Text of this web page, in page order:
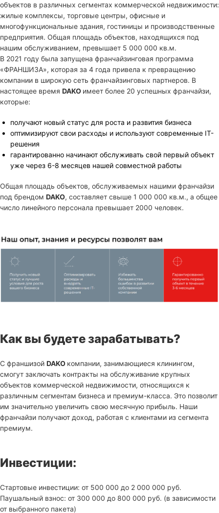
объектов в различных сегментах коммерческой недвижимости:
жилые комплексы, торговые центры, офисные и
многофункциональные здания, гостиницы и производственные
предприятия. Общая площадь объектов, находящихся под
нашим обслуживанием, превышает 5 000 000 кв.м.
В 2021 году была запущена франчайзинговая программа
«ФРАНШИЗА», которая за 4 года привела к превращению
компании в широкую сеть франчайзинговых партнеров. В
настоящее время DAKO имеет более 20 успешных франчайзи,
которые:
получают новый статус для роста и развития бизнеса
оптимизируют свои расходы и используют современные IT-
решения
гарантированно начинают обслуживать свой первый объект
уже через 6-8 месяцев нашей совместной работы
Общая площадь объектов, обслуживаемых нашими франчайзи
под брендом DAKO, составляет свыше 1 000 000 кв.м., а общее
число линейного персонала превышает 2000 человек.
Как вы будете зарабатывать?
С франшизой DAKO компании, занимающиеся клинингом,
смогут заключать контракты на обслуживание крупных
объектов коммерческой недвижимости, относящихся к
различным сегментам бизнеса и премиум-класса. Это позволит
им значительно увеличить свою месячную прибыль. Наши
франчайзи получают доход, работая с клиентами из сегмента
премиум.
Инвестиции:
Стартовые инвестиции: от 500 000 до 2 000 000 руб.
Паушальный взнос: от 300 000 до 800 000 руб. (в зависимости
от выбранного пакета)